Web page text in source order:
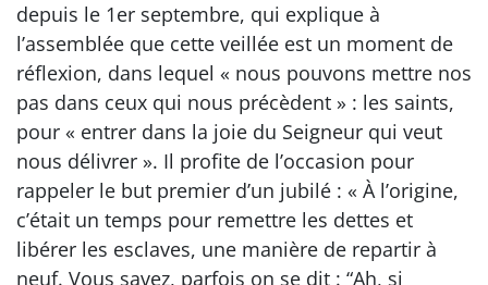
depuis le 1er septembre, qui explique à
l’assemblée que cette veillée est un moment de
réflexion, dans lequel « nous pouvons mettre nos
pas dans ceux qui nous précèdent » : les saints,
pour « entrer dans la joie du Seigneur qui veut
nous délivrer ». Il profite de l’occasion pour
rappeler le but premier d’un jubilé : « À l’origine,
c’était un temps pour remettre les dettes et
libérer les esclaves, une manière de repartir à
neuf. Vous savez, parfois on se dit : “Ah, si